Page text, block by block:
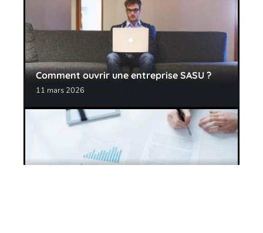
Comment ouvrir une entreprise SASU ?
11 mars 2026